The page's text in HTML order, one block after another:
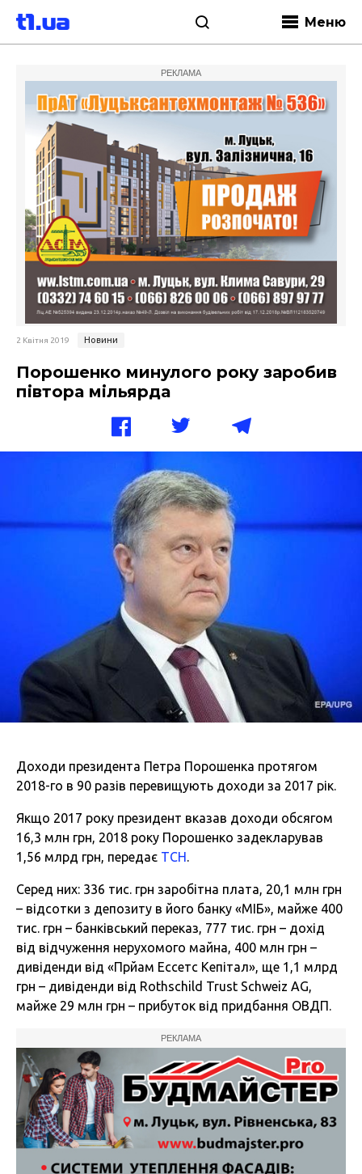
Меню
РЕКЛАМА
2 Квітня 2019 Новини
Порошенко минулого року заробив
півтора мільярда
Доходи президента Петра Порошенка протягом
2018-го в 90 разів перевищують доходи за 2017 рік.
Якщо 2017 року президент вказав доходи обсягом
16,3 млн грн, 2018 року Порошенко задекларував
1,56 млрд грн, передає ТСН .
Серед них: 336 тис. грн заробітна плата, 20,1 млн грн
– відсотки з депозиту в його банку «МІБ», майже 400
тис. грн – банківський переказ, 777 тис. грн – дохід
від відчуження нерухомого майна, 400 млн грн –
дивіденди від «Прйам Ессетс Кепітал», ще 1,1 млрд
грн – дивіденди від Rothschild Trust Schweiz AG,
майже 29 млн грн – прибуток від придбання ОВДП.
РЕКЛАМА